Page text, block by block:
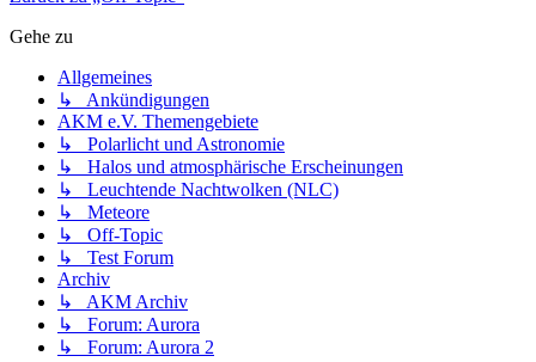
Gehe zu
Allgemeines
↳ Ankündigungen
AKM e.V. Themengebiete
↳ Polarlicht und Astronomie
↳ Halos und atmosphärische Erscheinungen
↳ Leuchtende Nachtwolken (NLC)
↳ Meteore
↳ Off-Topic
↳ Test Forum
Archiv
↳ AKM Archiv
↳ Forum: Aurora
↳ Forum: Aurora 2